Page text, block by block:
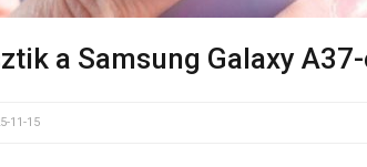
a Samsung Galaxy
11-15